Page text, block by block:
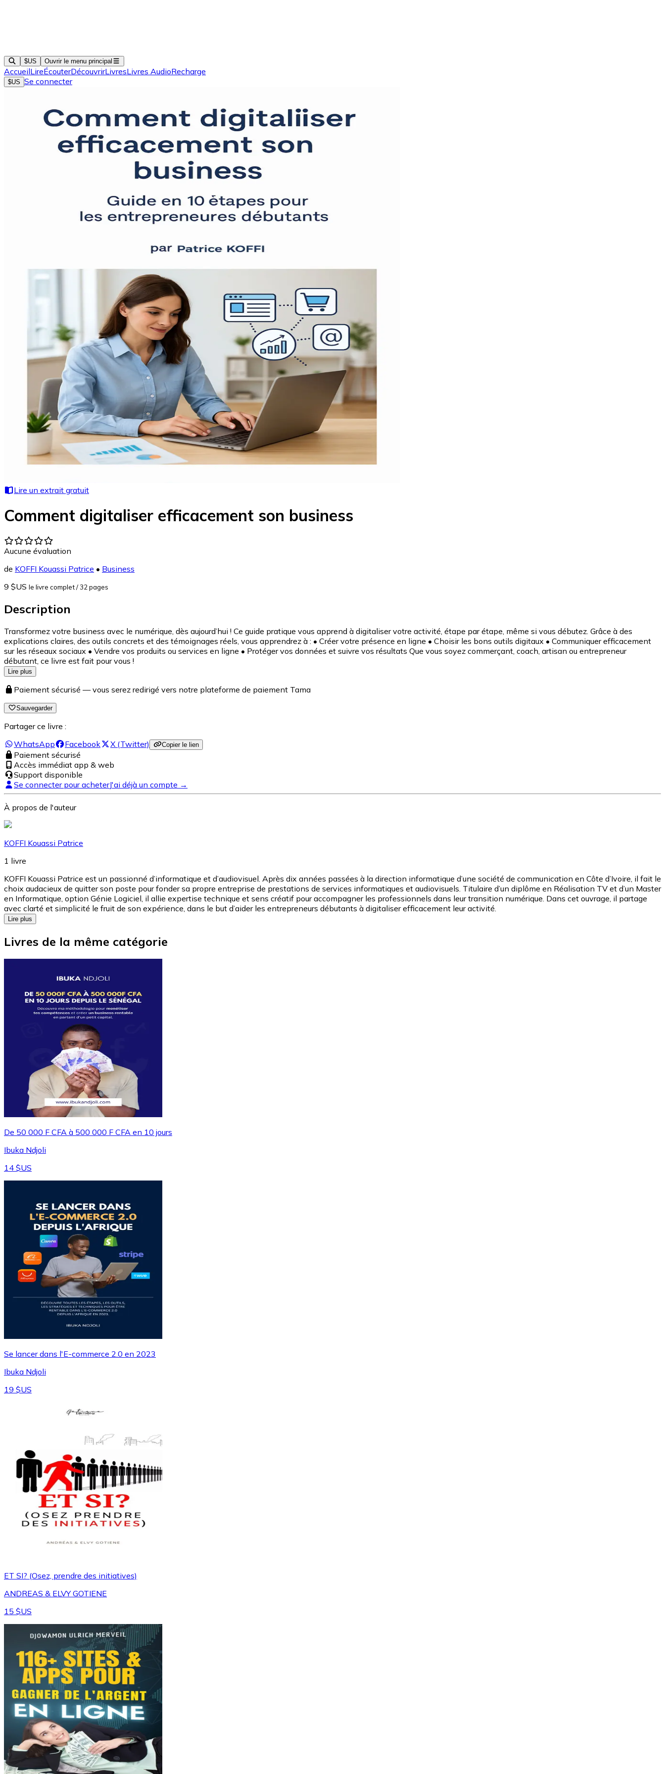
$US Ouvrir le menu principal
AccueilLireÉcouterDécouvrirLivresLivres AudioRecharge
$US Se connecter
Lire un extrait gratuit
Comment digitaliser efficacement son business
Aucune évaluation
de KOFFI Kouassi Patrice • Business
9 $US le livre complet/ 32 pages
Description
Transformez votre business avec le numérique, dès aujourd’hui ! Ce guide pratique vous apprend à digitaliser votre activité, étape par étape, même si vous débutez. Grâce à des
explications claires, des outils concrets et des témoignages réels, vous apprendrez à : • Créer votre présence en ligne • Choisir les bons outils digitaux • Communiquer efficacement
sur les réseaux sociaux • Vendre vos produits ou services en ligne • Protéger vos données et suivre vos résultats Que vous soyez commerçant, coach, artisan ou entrepreneur
débutant, ce livre est fait pour vous !
Lire plus
Paiement sécurisé — vous serez redirigé vers notre plateforme de paiement Tama
Sauvegarder
Partager ce livre :
WhatsApp
Facebook X (Twitter) Copier le lien
Paiement sécurisé
Accès immédiat app & web
Support disponible
Se connecter pour acheterJ'ai déjà un compte →
À propos de l'auteur
KOFFI Kouassi Patrice
1 livre
KOFFI Kouassi Patrice est un passionné d’informatique et d’audiovisuel. Après dix années passées à la direction informatique d’une société de communication en Côte d’Ivoire, il fait le
choix audacieux de quitter son poste pour fonder sa propre entreprise de prestations de services informatiques et audiovisuels. Titulaire d’un diplôme en Réalisation TV et d’un Master
en Informatique, option Génie Logiciel, il allie expertise technique et sens créatif pour accompagner les professionnels dans leur transition numérique. Dans cet ouvrage, il partage
avec clarté et simplicité le fruit de son expérience, dans le but d’aider les entrepreneurs débutants à digitaliser efficacement leur activité.
Lire plus
Livres de la même catégorie
De 50 000 F CFA à 500 000 F CFA en 10 jours
Ibuka Ndjoli
14 $US
Se lancer dans l'E-commerce 2.0 en 2023
Ibuka Ndjoli
19 $US
ET SI? (Osez, prendre des initiatives)
ANDREAS & ELVY GOTIENE
15 $US